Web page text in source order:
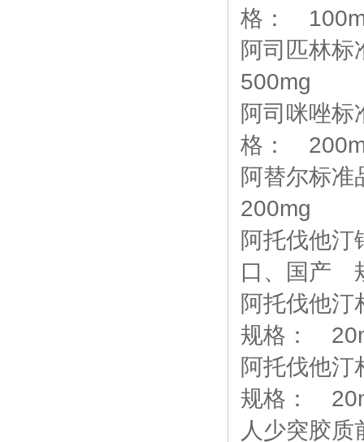
格：
阿司匹林
500mg
阿司咪唑
格：
阿替尔标
200mg
阿托伐他
口、国产
阿托伐他
规格：
阿托伐他
规格：
人少突胶